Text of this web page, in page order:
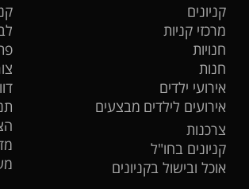
קניונים
מרכזי קניות
חנויות
חנות
אירועי ילדים
אירועים לילדים מבצעים
צרכנות
קניונים בחו"ל
אוכל ובישול בקניונים